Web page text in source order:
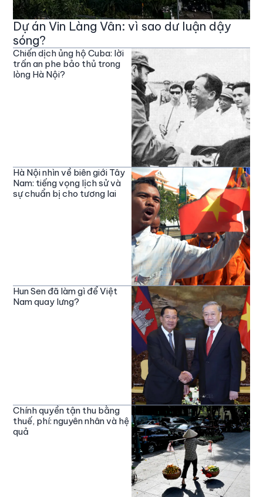
Dự án Vin Làng Vân: vì sao dư luận dậy
sóng?
Chiến dịch ủng hộ Cuba: lời
trấn an phe bảo thủ trong
lòng Hà Nội?
Hà Nội nhìn về biên giới Tây
Nam: tiếng vọng lịch sử và
sự chuẩn bị cho tương lai
Hun Sen đã làm gì để Việt
Nam quay lưng?
Chính quyền tận thu bằng
thuế, phí: nguyên nhân và hệ
quả